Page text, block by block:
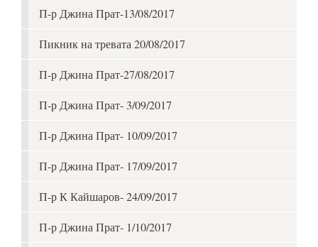
П-р Джина Прат-13/08/2017
Пикник на тревата 20/08/2017
П-р Джина Прат-27/08/2017
П-р Джина Прат- 3/09/2017
П-р Джина Прат- 10/09/2017
П-р Джина Прат- 17/09/2017
П-р К Кайшаров- 24/09/2017
П-р Джина Прат- 1/10/2017